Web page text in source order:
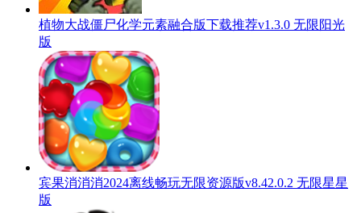
植物大战僵尸化学元素融合版下载推荐v1.3.0 无限阳光
版
宾果消消消2024离线畅玩无限资源版v8.42.0.2 无限星星
版